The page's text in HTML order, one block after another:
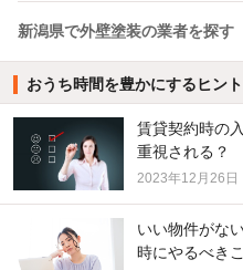
新潟県で外壁塗装の業者を探す
おうち時間を豊かにするヒント
賃貸契約時の
重視される？
2023年12月26日
いい物件がな
時にやるべき